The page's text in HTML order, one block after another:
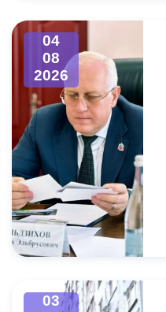
04
08
2026
03